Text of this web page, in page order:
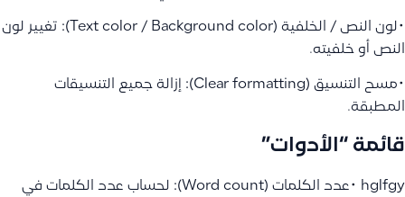
•لون النص / الخلفية (Text color / Background color): تغيير لون
النص أو خلفيته.
•مسح التنسيق (Clear formatting): إزالة جميع التنسيقات
المطبقة.
قائمة “الأدوات”
hglfgy •عدد الكلمات (Word count): لحساب عدد الكلمات في